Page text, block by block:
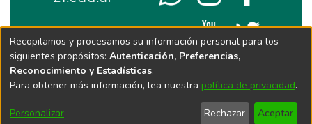
Recopilamos y procesamos su información personal para los
siguientes propósitos: Autenticación, Preferencias,
Reconocimiento y Estadísticas.
Para obtener más información, lea nuestra política de privacidad.
Personalizar Rechazar Aceptar